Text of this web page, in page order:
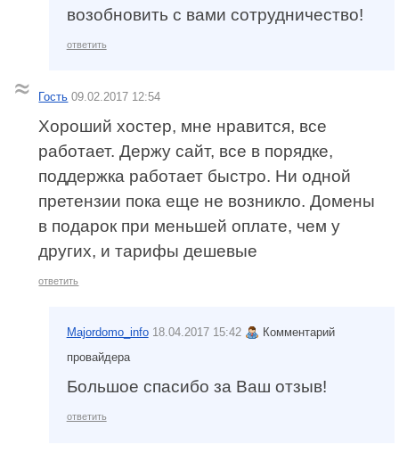
возобновить с вами сотрудничество!
ответить
Гость 09.02.2017 12:54
Хороший хостер, мне нравится, все
работает. Держу сайт, все в порядке,
поддержка работает быстро. Ни одной
претензии пока еще не возникло. Домены
в подарок при меньшей оплате, чем у
других, и тарифы дешевые
ответить
Majordomo_info 18.04.2017 15:42
Комментарий
провайдера
Большое спасибо за Ваш отзыв!
ответить